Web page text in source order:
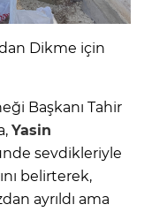
Dikme için
Başkanı Tahir
Yasin
sevdikleriyle
belirterek,
ayrıldı ama